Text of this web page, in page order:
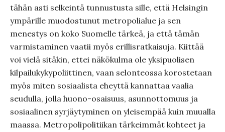
tähän asti selkeintä tunnustusta sille, että Helsingin
ympärille muodostunut metropolialue ja sen
menestys on koko Suomelle tärkeä, ja että tämän
varmistaminen vaatii myös erillisratkaisuja. Kiittää
voi vielä sitäkin, ettei näkökulma ole yksipuolisen
kilpailukykypoliittinen, vaan selonteossa korostetaan
myös miten sosiaalista eheyttä kannattaa vaalia
seudulla, jolla huono-osaisuus, asunnottomuus ja
sosiaalinen syrjäytyminen on yleisempää kuin muualla
maassa. Metropolipolitiikan tärkeimmät kohteet ja